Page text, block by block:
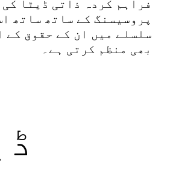
فراہم کردہ ذاتی ڈیٹا کی
پروسیسنگ کے ساتھ ساتھ
سلسلے میں ان کے حقوق کے
بھی منظم کرتی ہے۔